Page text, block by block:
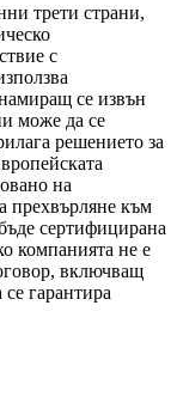
трети страни,
с
се извън
може да се
решението за
на
прехвърляне към
сертифицирана
компанията не е
включващ
гарантира